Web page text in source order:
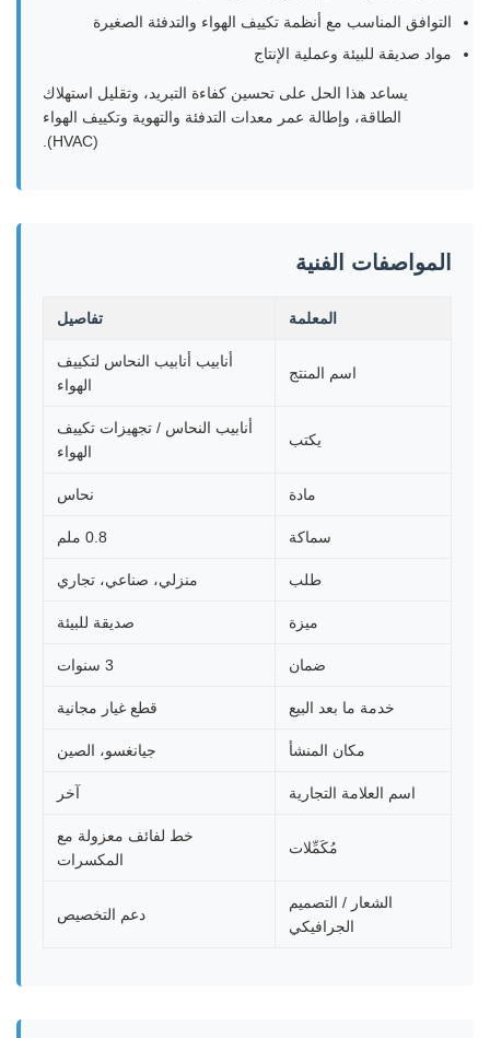
التوافق المناسب مع أنظمة تكييف الهواء والتدفئة الصغيرة
مواد صديقة للبيئة وعملية الإنتاج
يساعد هذا الحل على تحسين كفاءة التبريد، وتقليل استهلاك
الطاقة، وإطالة عمر معدات التدفئة والتهوية وتكييف الهواء
(HVAC).
المواصفات الفنية
المعلمة تفاصيل
اسم المنتج
أنابيب أنابيب النحاس لتكييف
الهواء
يكتب
أنابيب النحاس / تجهيزات تكييف
الهواء
مادة نحاس
سماكة 0.8 ملم
طلب منزلي، صناعي، تجاري
ميزة صديقة للبيئة
ضمان 3 سنوات
خدمة ما بعد البيع قطع غيار مجانية
مكان المنشأ جيانغسو، الصين
اسم العلامة التجارية آخر
مُكَمِّلات
خط لفائف معزولة مع
المكسرات
الشعار / التصميم
الجرافيكي
دعم التخصيص